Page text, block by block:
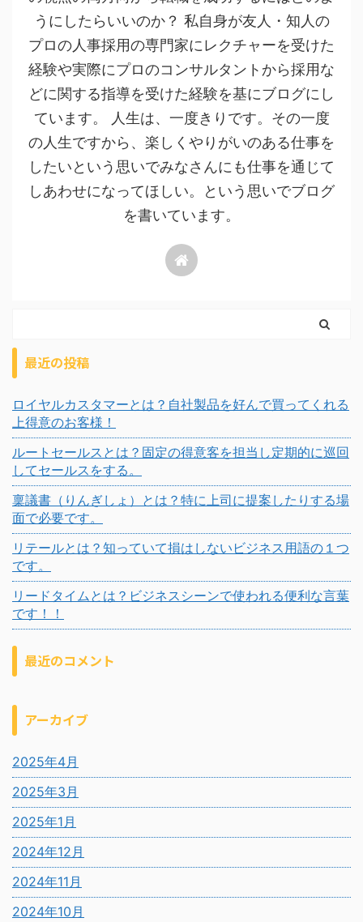
うにしたらいいのか？ 私自身が友人・知人の
プロの人事採用の専門家にレクチャーを受けた
経験や実際にプロのコンサルタントから採用な
どに関する指導を受けた経験を基にブログにし
ています。 人生は、一度きりです。その一度
の人生ですから、楽しくやりがいのある仕事を
したいという思いでみなさんにも仕事を通じて
しあわせになってほしい。という思いでブログ
を書いています。
最近の投稿
ロイヤルカスタマーとは？自社製品を好んで買ってくれる
上得意のお客様！
ルートセールスとは？固定の得意客を担当し定期的に巡回
してセールスをする。
稟議書（りんぎしょ）とは？特に上司に提案したりする場
面で必要です。
リテールとは？知っていて損はしないビジネス用語の１つ
です。
リードタイムとは？ビジネスシーンで使われる便利な言葉
です！！
最近のコメント
アーカイブ
2025年4月
2025年3月
2025年1月
2024年12月
2024年11月
2024年10月